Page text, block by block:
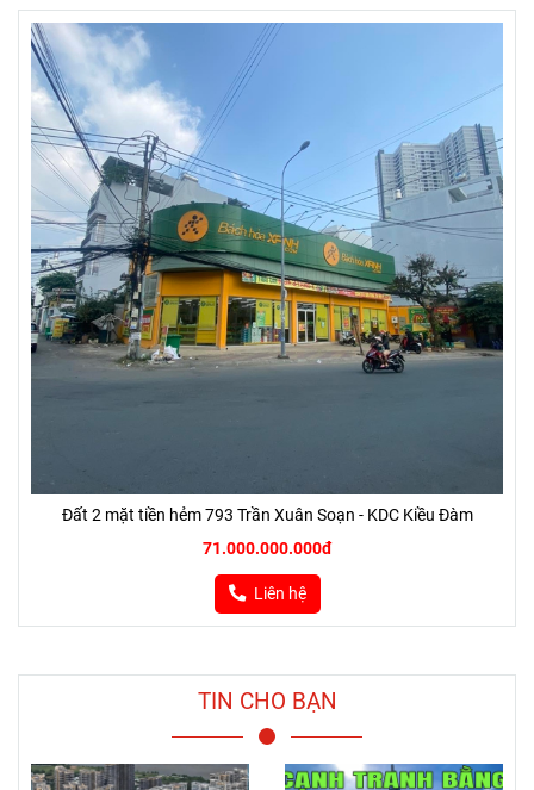
Đất 2 mặt tiền hẻm 793 Trần Xuân Soạn - KDC Kiều Đàm
71.000.000.000đ
Liên hệ
TIN CHO BẠN